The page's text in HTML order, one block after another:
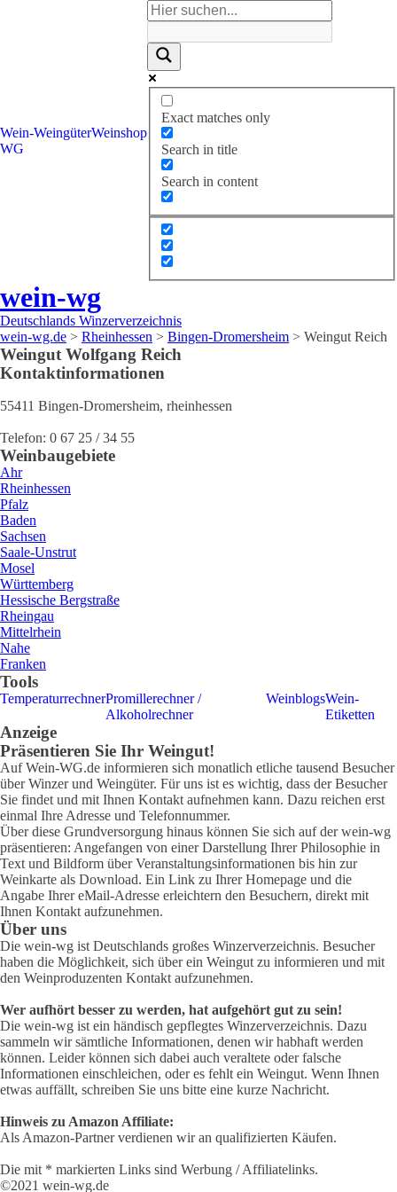
Wein-
WG
WeingüterWeinshop
Exact matches only
Search in title
Search in content
wein-wg
Deutschlands Winzerverzeichnis
wein-wg.de > Rheinhessen > Bingen-Dromersheim > Weingut Reich
Weingut Wolfgang Reich
Kontaktinformationen
55411 Bingen-Dromersheim, rheinhessen
Telefon: 0 67 25 / 34 55
Weinbaugebiete
Ahr
Rheinhessen
Pfalz
Baden
Sachsen
Saale-Unstrut
Mosel
Württemberg
Hessische Bergstraße
Rheingau
Mittelrhein
Nahe
Franken
Tools
TemperaturrechnerPromillerechner /
Alkoholrechner
WeinblogsWein-
Etiketten
Anzeige
Präsentieren Sie Ihr Weingut!
Auf Wein-WG.de informieren sich monatlich etliche tausend Besucher
über Winzer und Weingüter. Für uns ist es wichtig, dass der Besucher
Sie findet und mit Ihnen Kontakt aufnehmen kann. Dazu reichen erst
einmal Ihre Adresse und Telefonnummer.
Über diese Grundversorgung hinaus können Sie sich auf der wein-wg
präsentieren: Angefangen von einer Darstellung Ihrer Philosophie in
Text und Bildform über Veranstaltungsinformationen bis hin zur
Weinkarte als Download. Ein Link zu Ihrer Homepage und die
Angabe Ihrer eMail-Adresse erleichtern den Besuchern, direkt mit
Ihnen Kontakt aufzunehmen.
Über uns
Die wein-wg ist Deutschlands großes Winzerverzeichnis. Besucher
haben die Möglichkeit, sich über ein Weingut zu informieren und mit
den Weinproduzenten Kontakt aufzunehmen.
Wer aufhört besser zu werden, hat aufgehört gut zu sein!
Die wein-wg ist ein händisch gepflegtes Winzerverzeichnis. Dazu
sammeln wir sämtliche Informationen, denen wir habhaft werden
können. Leider können sich dabei auch veraltete oder falsche
Informationen einschleichen, oder es fehlt ein Weingut. Wenn Ihnen
etwas auffällt, schreiben Sie uns bitte eine kurze Nachricht.
Hinweis zu Amazon Affiliate:
Als Amazon-Partner verdienen wir an qualifizierten Käufen.
Die mit * markierten Links sind Werbung / Affiliatelinks.
©2021 wein-wg.de